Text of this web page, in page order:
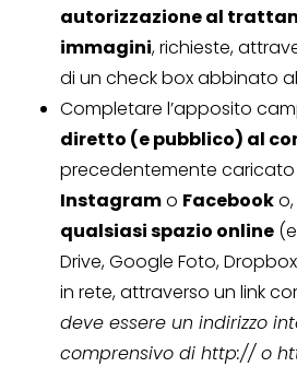
autorizzazione al
immagini, richieste,
di un check box abbinato
Completare l’apposito
diretto (e pubblico) al
precedentemente
Instagramo Facebook
qualsiasi spazio online
Drive, Google Foto,
in rete, attraverso un link
deve essere un indirizzo
comprensivo di http:// o